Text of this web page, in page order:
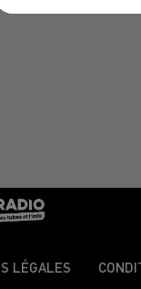
LÉGALES